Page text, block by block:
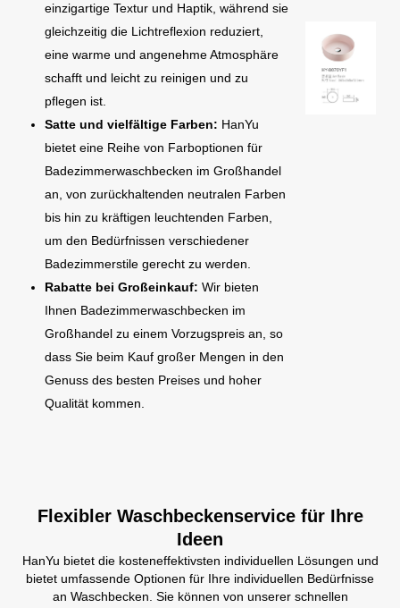
einzigartige Textur und Haptik, während sie
gleichzeitig die Lichtreflexion reduziert,
eine warme und angenehme Atmosphäre
schafft und leicht zu reinigen und zu
pflegen ist.
Satte und vielfältige Farben: HanYu
bietet eine Reihe von Farboptionen für
Badezimmerwaschbecken im Großhandel
an, von zurückhaltenden neutralen Farben
bis hin zu kräftigen leuchtenden Farben,
um den Bedürfnissen verschiedener
Badezimmerstile gerecht zu werden.
Rabatte bei Großeinkauf: Wir bieten
Ihnen Badezimmerwaschbecken im
Großhandel zu einem Vorzugspreis an, so
dass Sie beim Kauf großer Mengen in den
Genuss des besten Preises und hoher
Qualität kommen.
Flexibler Waschbeckenservice für Ihre
Ideen
HanYu bietet die kosteneffektivsten individuellen Lösungen und
bietet umfassende Optionen für Ihre individuellen Bedürfnisse
an Waschbecken. Sie können von unserer schnellen